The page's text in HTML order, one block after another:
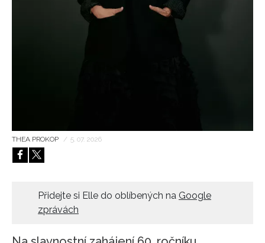
THEA PROKOP / 5. 07. 2026
Přidejte si Elle do oblíbených na Google
zprávách